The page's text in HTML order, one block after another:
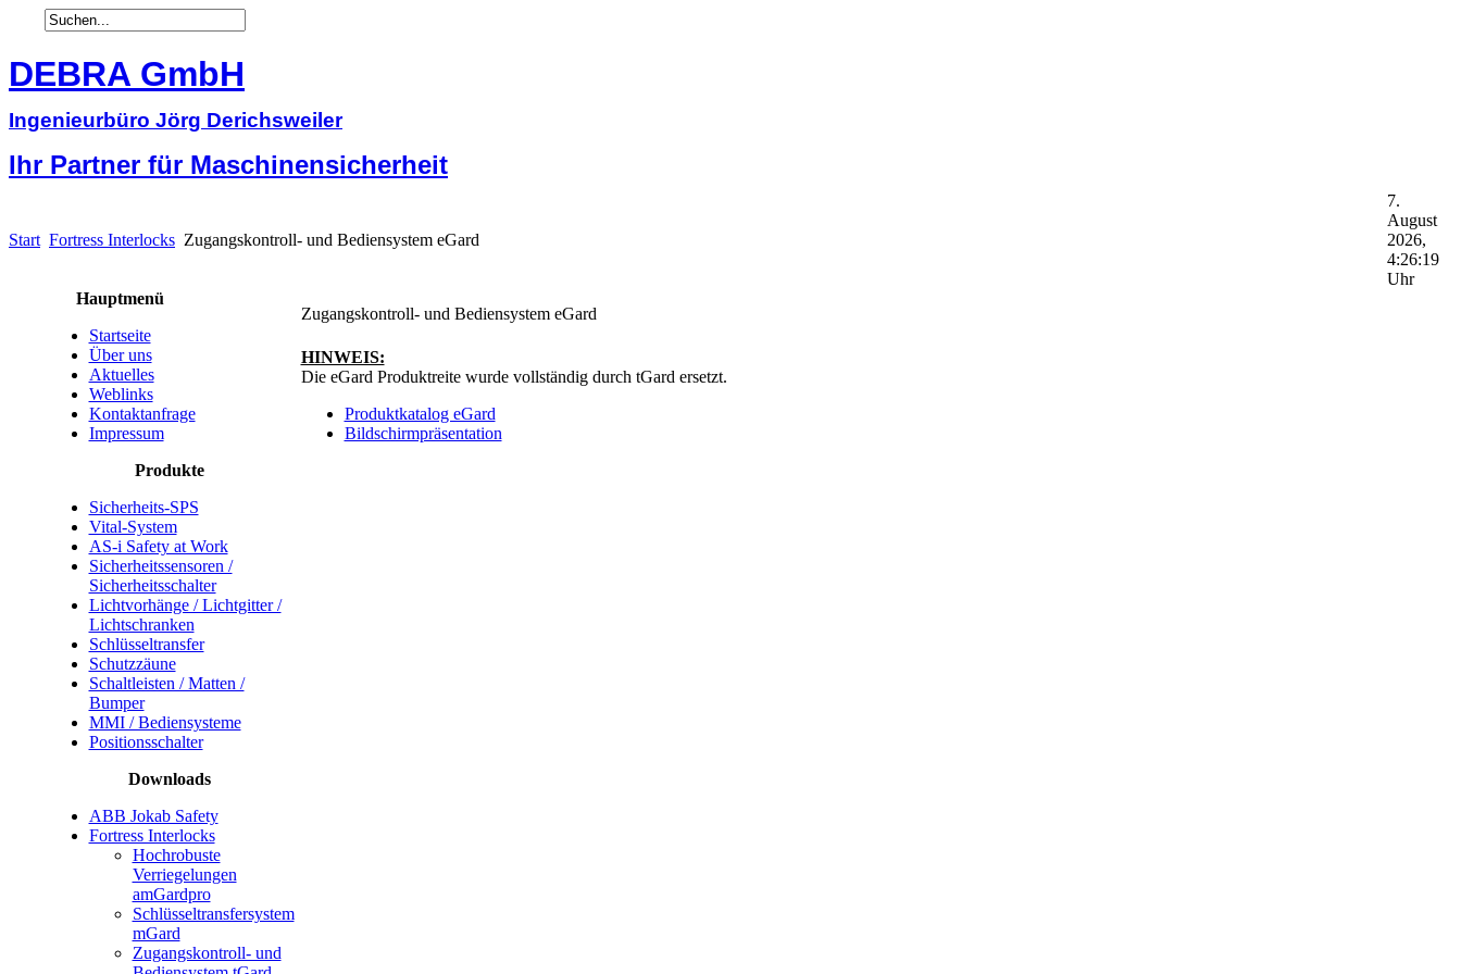
DEBRA GmbH
Ingenieurbüro Jörg Derichsweiler
Ihr Partner für Maschinensicherheit
Start Fortress Interlocks Zugangskontroll- und Bediensystem eGard
7.
August
2026,
4:26:19
Uhr
Hauptmenü
Startseite
Über uns
Aktuelles
Weblinks
Kontaktanfrage
Impressum
Produkte
Sicherheits-SPS
Vital-System
AS-i Safety at Work
Sicherheitssensoren /
Sicherheitsschalter
Lichtvorhänge / Lichtgitter /
Lichtschranken
Schlüsseltransfer
Schutzzäune
Schaltleisten / Matten /
Bumper
MMI / Bediensysteme
Positionsschalter
Downloads
ABB Jokab Safety
Fortress Interlocks
Hochrobuste
Verriegelungen
amGardpro
Schlüsseltransfersystem
mGard
Zugangskontroll- und
Zugangskontroll- und Bediensystem eGard
HINWEIS:
Die eGard Produktreite wurde vollständig durch tGard ersetzt.
Produktkatalog eGard
Bildschirmpräsentation